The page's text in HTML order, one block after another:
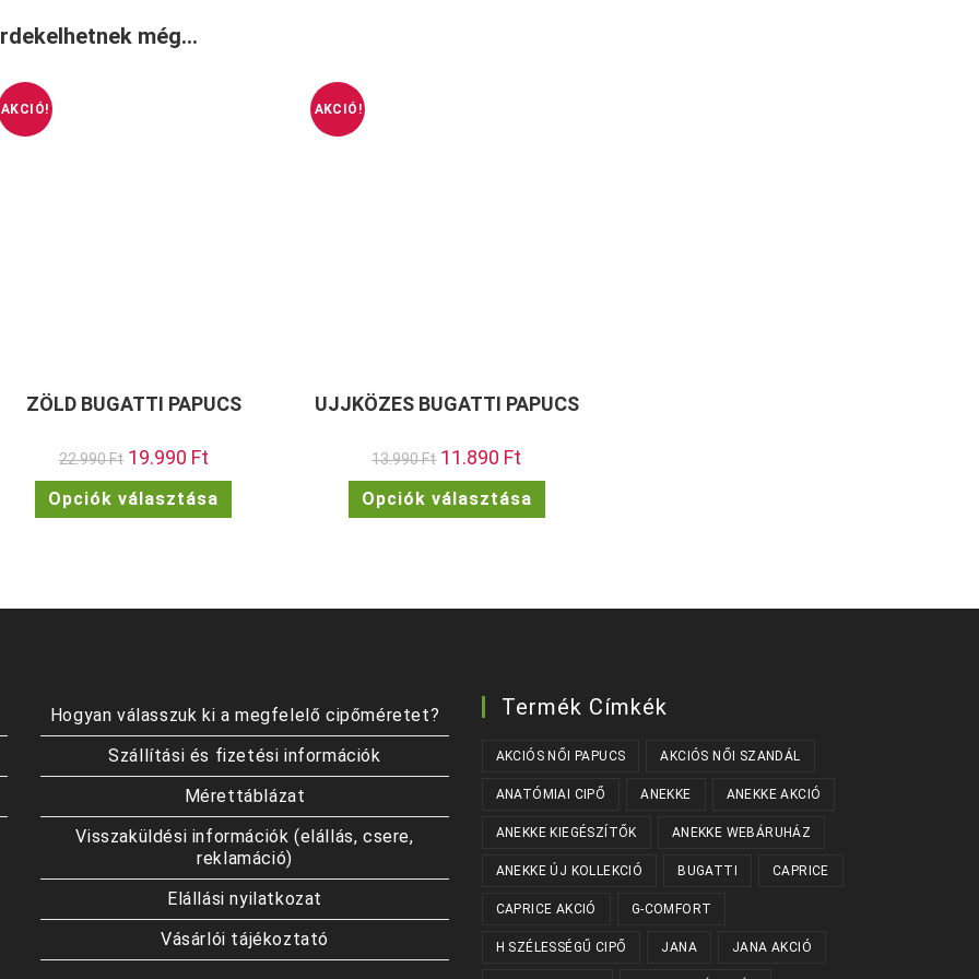
még…
AKCIÓ!
ZÖLD BUGATTI PAPUCS
22.990Ft Original
price
was:
22.990 Ft.
19.990 FtCurrent
price
is:
19.990 Ft.
Opciók választása
terméknek
a
AKCIÓ!
UJJKÖZES BUGATTI PAPUCS
13.990Ft Original
price
was:
13.990 Ft.
11.890 Ft
is:
11.890 Ft.
Opciók választása
terméknek
a
Hogyan válasszuk ki a megfelelő cipőméretet?
Szállítási és fizetési információk
Mérettáblázat
Visszaküldési információk (elállás, csere,
reklamáció)
Elállási nyilatkozat
Vásárlói tájékoztató
Termék Címkék
AKCIÓS NŐI PAPUCS AKCIÓS NŐI SZANDÁL
ANATÓMIAI CIPŐ ANEKKE ANEKKE AKCIÓ
ANEKKE KIEGÉSZÍTŐK ANEKKE WEBÁRUHÁZ
ANEKKE ÚJ KOLLEKCIÓ BUGATTI CAPRICE
CAPRICE AKCIÓ G-COMFORT
H SZÉLESSÉGŰ CIPŐ JANA JANA AKCIÓ